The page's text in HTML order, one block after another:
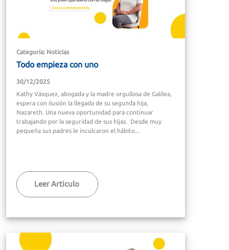
Categoría: Noticias
Todo empieza con uno
30/12/2025
Kathy Vásquez, abogada y la madre orgullosa de Galilea,
espera con ilusión la llegada de su segunda hija,
Nazareth. Una nueva oportunidad para continuar
trabajando por la seguridad de sus hijas. Desde muy
pequeña sus padres le inculcaron el hábito...
Leer Articulo